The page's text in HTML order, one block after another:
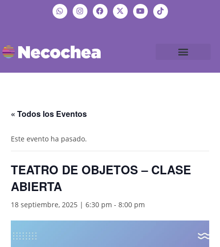
« Todos los Eventos
Este evento ha pasado.
TEATRO DE OBJETOS – CLASE
ABIERTA
18 septiembre, 2025 | 6:30 pm -8:00 pm